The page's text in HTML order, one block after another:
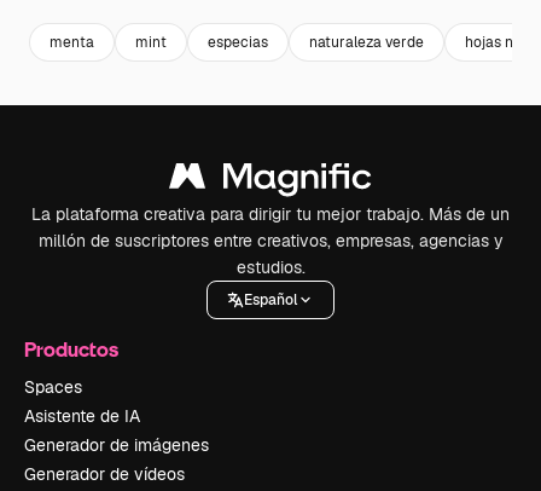
menta mint especias naturaleza verde hojas
La plataforma creativa para dirigir tu mejor trabajo. Más de un
millón de suscriptores entre creativos, empresas, agencias y
estudios.
Español
Productos
Spaces
Asistente de IA
Generador de imágenes
Generador de vídeos